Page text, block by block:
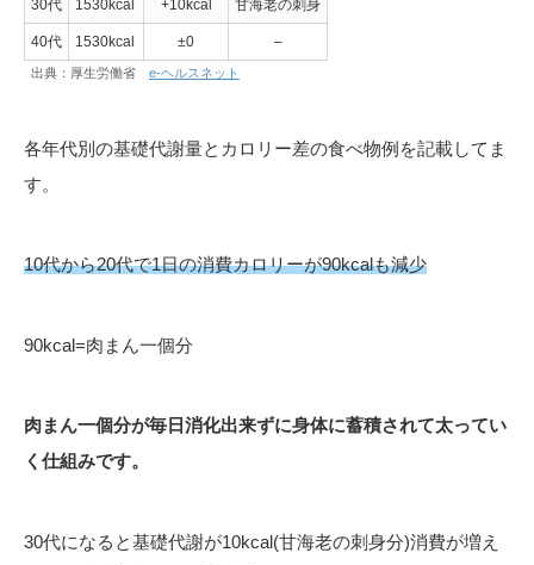
30代 1530kcal +10kcal 甘海老の刺身
40代 1530kcal ±0 –
出典：厚生労働省 e-ヘルスネット
各年代別の基礎代謝量とカロリー差の食べ物例を記載してま
す。
10代から20代で1日の消費カロリーが90kcalも減少
90kcal=肉まん一個分
肉まん一個分が毎日消化出来ずに身体に蓄積されて太ってい
く仕組みです。
30代になると基礎代謝が10kcal(甘海老の刺身分)消費が増え